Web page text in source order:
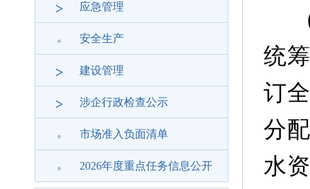
> 应急管理
安全生产
> 建设管理
> 涉企行政检查公示
市场准入负面清单
2026年度重点任务信息公开
统
订
分
水